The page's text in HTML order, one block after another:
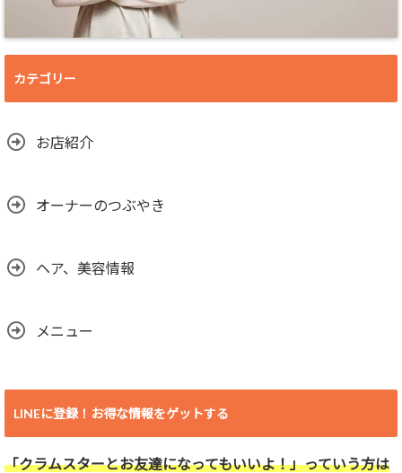
カテゴリー
お店紹介
オーナーのつぶやき
ヘア、美容情報
メニュー
LINEに登録！お得な情報をゲットする
「クラムスターとお友達になってもいいよ！」っていう方は